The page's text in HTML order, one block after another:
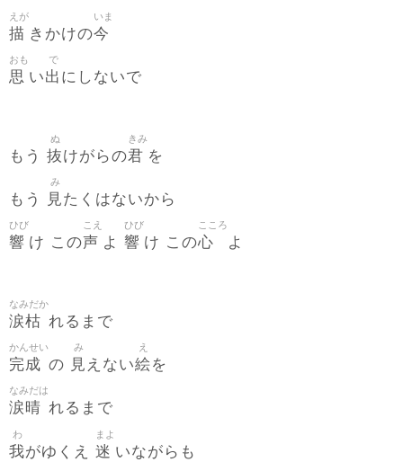
描
えが
きかけの今
いま
思
おも
い出
で
にしないで
もう 抜
ぬ
けがらの君
きみ
を
もう 見
み
たくはないから
響
ひび
け この声
こえ
よ 響
ひび
け この心
こころ
よ
涙枯
なみだか
れるまで
完成
かんせい
の 見
み
えない絵
え
を
涙晴
なみだは
れるまで
我
わ
がゆくえ 迷
まよ
いながらも